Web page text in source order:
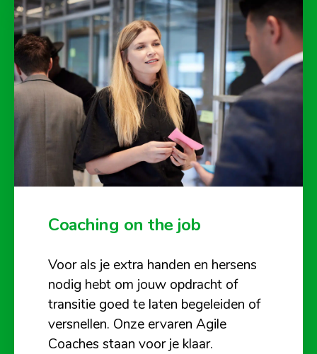
Coaching on the job
Voor als je extra handen en hersens
nodig hebt om jouw opdracht of
transitie goed te laten begeleiden of
versnellen. Onze ervaren Agile
Coaches staan voor je klaar.